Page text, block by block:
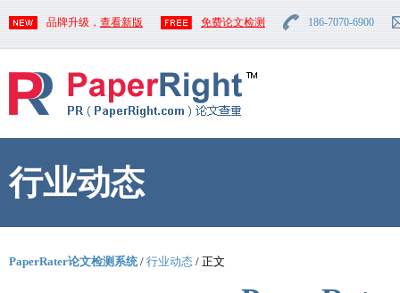
品牌升级， 查看新版 免费论文检测 186-7070-6900
行业动态
PaperRater论文检测系统/ 行业动态 / 正文